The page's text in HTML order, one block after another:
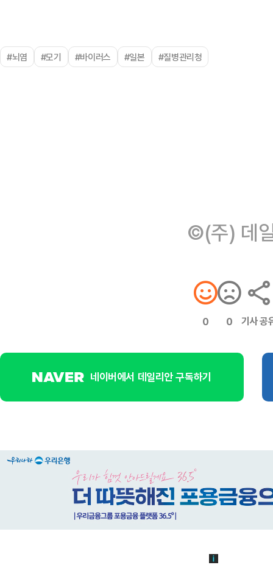
#뇌염 #모기 #바이러스 #일본 #질병관리청
©(주) 데
0 0 기사 공
네이버에서 데일리안 구독하기